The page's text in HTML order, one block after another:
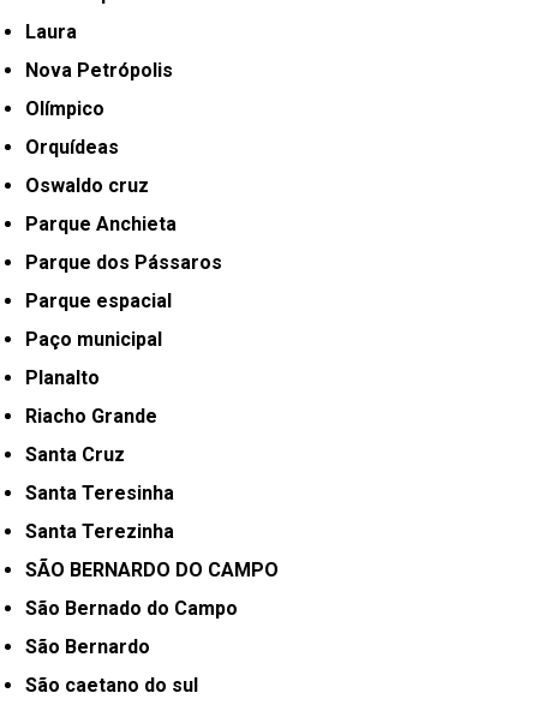
Laura
Nova Petrópolis
Olímpico
Orquídeas
Oswaldo cruz
Parque Anchieta
Parque dos Pássaros
Parque espacial
Paço municipal
Planalto
Riacho Grande
Santa Cruz
Santa Teresinha
Santa Terezinha
SÃO BERNARDO DO CAMPO
São Bernado do Campo
São Bernardo
São caetano do sul